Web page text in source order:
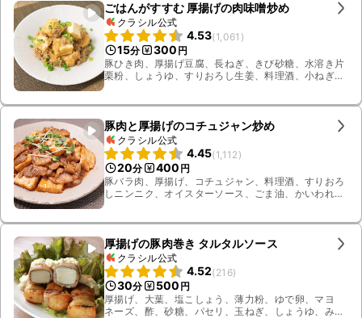
ごはんがすすむ 厚揚げの肉味噌炒め
クラシル公式
4.53(1,061 )
15分 300 円
豚ひき肉、厚揚げ豆腐、長ねぎ、きび砂糖、水溶き片
栗粉、しょうゆ、すりおろし生姜、料理酒、小ねぎ、
豚肉と厚揚げのコチュジャン炒め
クラシル公式
4.45(1,112 )
20分 400 円
豚バラ肉、厚揚げ、コチュジャン、料理酒、すりおろ
しニンニク、オイスターソース、ごま油、かいわれ大
厚揚げの豚肉巻き タルタルソース
クラシル公式
4.52(216)
30分 500 円
厚揚げ、大葉、塩こしょう、薄力粉、ゆで卵、マヨ
ネーズ、酢、砂糖、パセリ、玉ねぎ、しょうゆ、みり